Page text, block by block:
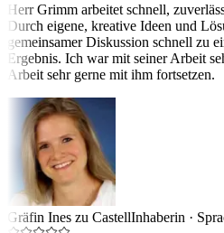
Herr Grimm arbeitet schnell,
Durch eigene, kreative Ideen und
gemeinsamer Diskussion schnell zu
Ergebnis. Ich war mit seiner Arbeit
Arbeit sehr gerne mit ihm fortsetzen.
Gräfin Ines zu CastellInhaberin ·